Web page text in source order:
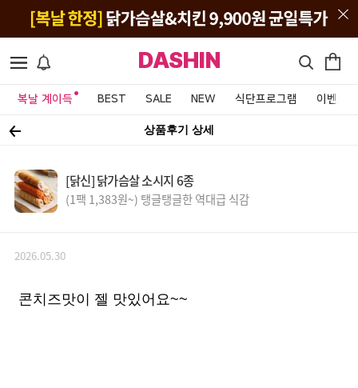
DASHIN
복날 계이득 BEST SALE NEW 식단프로그램 이벤트&
상품후기 상세
[닭신] 닭가슴살 소시지 6종
(1팩 1,383원~) 탱글탱글한 역대급 식감
2026.05.30
콘치즈맛이 젤 맛있어요~~